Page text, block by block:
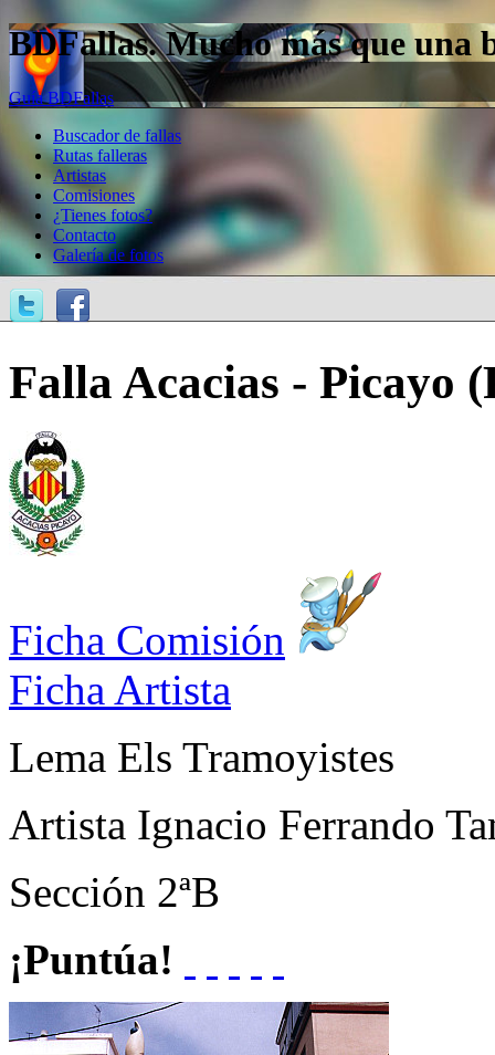
BDFallas. Mucho más que una
Guía BDFallas
Buscador de fallas
Rutas falleras
Artistas
Comisiones
¿Tienes fotos?
Contacto
Galería de fotos
Falla Acacias - Picayo
Ficha Comisión
Ficha Artista
Lema Els Tramoyistes
Artista Ignacio Ferrando
Sección 2ªB
¡Puntúa!